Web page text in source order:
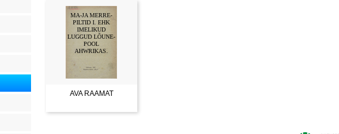
MA-JA MERRE-
PILTID I. EHK
IMELIKUD
LUGGUD LÕUNE-
POOL
AHWRIKAS.
AVA RAAMAT